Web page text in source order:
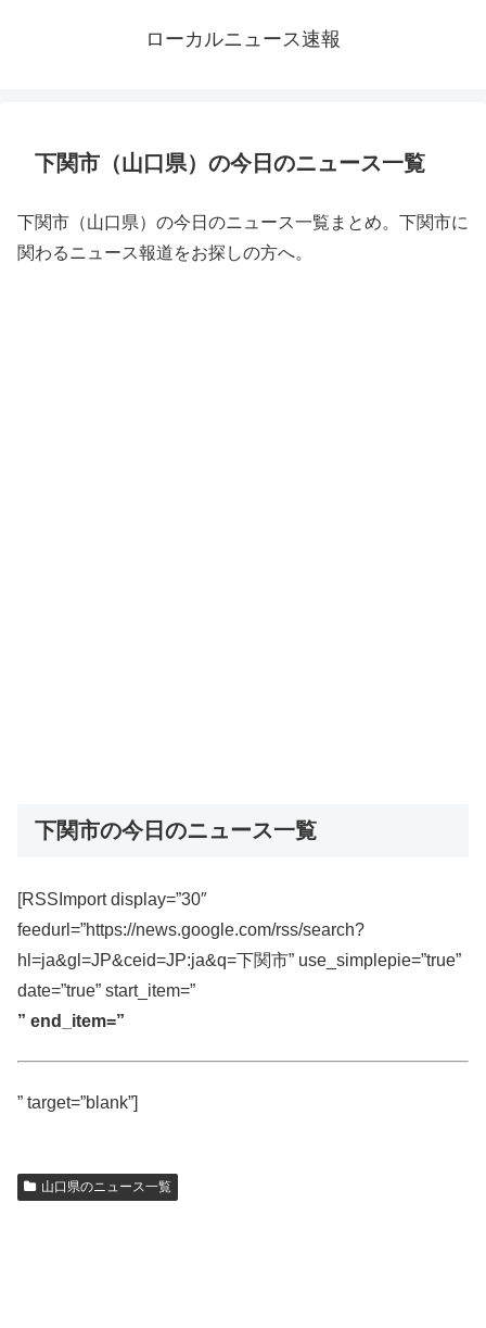
ローカルニュース速報
下関市（山口県）の今日のニュース一覧
下関市（山口県）の今日のニュース一覧まとめ。下関市に
関わるニュース報道をお探しの方へ。
下関市の今日のニュース一覧
[RSSImport display=”30″
feedurl=”https://news.google.com/rss/search?
hl=ja&gl=JP&ceid=JP:ja&q=下関市” use_simplepie=”true”
date=”true” start_item=”
” end_item=”
” target=”blank”]
山口県のニュース一覧